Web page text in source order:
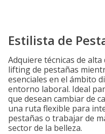
Estilista de
Adquiere técnicas de
lifting de pestañas
esenciales en el ámbito
entorno laboral. Ideal
que desean cambiar de
una ruta flexible para
pestañas o trabajar de
sector de la belleza.